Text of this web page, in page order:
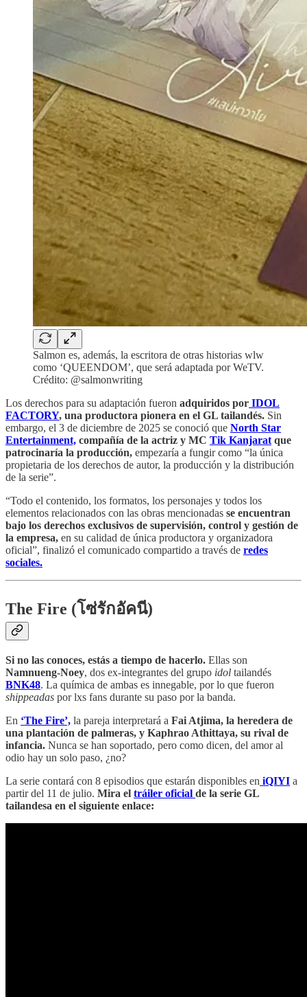
Salmon es, además, la escritora de otras historias wlw
como ‘QUEENDOM’, que será adaptada por WeTV.
Crédito: @salmonwriting
Los derechos para su adaptación fueron adquiridos por IDOL
FACTORY, una productora pionera en el GL tailandés. Sin
embargo, el 3 de diciembre de 2025 se conoció que North Star
Entertainment, compañía de la actriz y MC Tik Kanjarat que
patrocinaría la producción, empezaría a fungir como “la única
propietaria de los derechos de autor, la producción y la distribución
de la serie”.
“Todo el contenido, los formatos, los personajes y todos los
elementos relacionados con las obras mencionadas se encuentran
bajo los derechos exclusivos de supervisión, control y gestión de
la empresa, en su calidad de única productora y organizadora
oficial”, finalizó el comunicado compartido a través de redes
sociales.
The Fire (โซ่รักอัคนี)
Si no las conoces, estás a tiempo de hacerlo. Ellas son
Namnueng-Noey, dos ex-integrantes del grupo idol tailandés
BNK48. La química de ambas es innegable, por lo que fueron
shippeadas por lxs fans durante su paso por la banda.
En ‘The Fire’, la pareja interpretará a Fai Atjima, la heredera de
una plantación de palmeras, y Kaphrao Athittaya, su rival de
infancia. Nunca se han soportado, pero como dicen, del amor al
odio hay un solo paso, ¿no?
La serie contará con 8 episodios que estarán disponibles en iQIYI a
partir del 11 de julio. Mira el tráiler oficial de la serie GL
tailandesa en el siguiente enlace: